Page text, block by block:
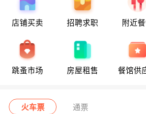
店铺买卖 招聘求职 附近
跳蚤市场 房屋租售 餐馆供
火车票 通票